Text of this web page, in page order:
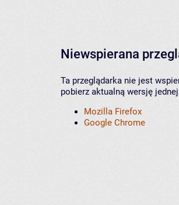
Niewspierana
Ta przeglądarka nie jest
pobierz aktualną wersję
Mozilla Firefox
Google Chrome